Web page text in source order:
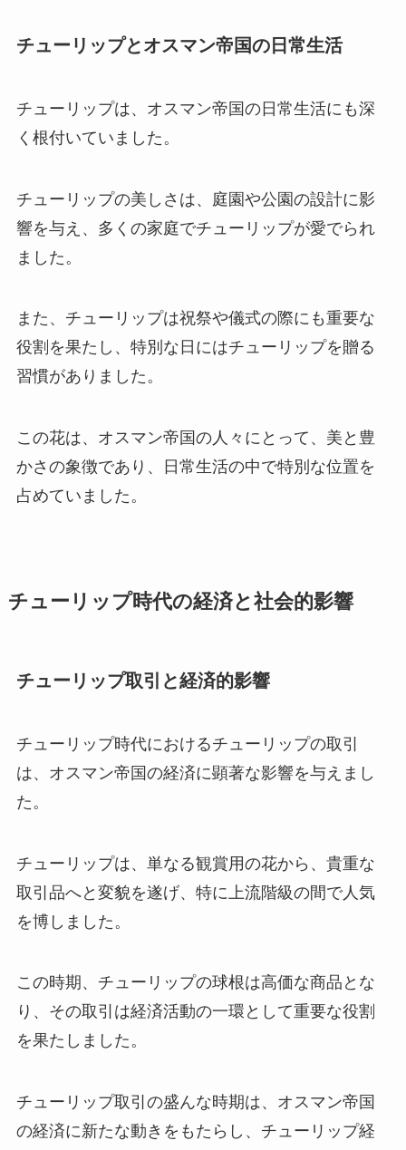
チューリップとオスマン帝国の日常生活
チューリップは、オスマン帝国の日常生活にも深
く根付いていました。
チューリップの美しさは、庭園や公園の設計に影
響を与え、多くの家庭でチューリップが愛でられ
ました。
また、チューリップは祝祭や儀式の際にも重要な
役割を果たし、特別な日にはチューリップを贈る
習慣がありました。
この花は、オスマン帝国の人々にとって、美と豊
かさの象徴であり、日常生活の中で特別な位置を
占めていました。
チューリップ時代の経済と社会的影響
チューリップ取引と経済的影響
チューリップ時代におけるチューリップの取引
は、オスマン帝国の経済に顕著な影響を与えまし
た。
チューリップは、単なる観賞用の花から、貴重な
取引品へと変貌を遂げ、特に上流階級の間で人気
を博しました。
この時期、チューリップの球根は高価な商品とな
り、その取引は経済活動の一環として重要な役割
を果たしました。
チューリップ取引の盛んな時期は、オスマン帝国
の経済に新たな動きをもたらし、チューリップ経